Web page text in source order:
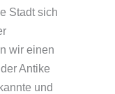
Stadt sich
wir einen
Antike
und